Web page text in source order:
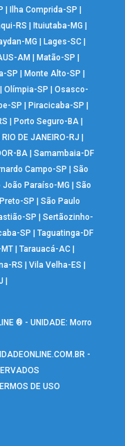
Ilha Comprida-SP
RS Ituiutaba-MG
MG Lages-SC|
AM Matão-SP
SP Monte Alto-SP
|Olímpia-SP |Osasco-
SP Piracicaba-SP
Porto Seguro-BA
RIO DE JANEIRO-RJ
BA| Samambaia-DF
Campo-SP |São
João Paraíso-MG |São
SP |São Paulo
SP |Sertãozinho-
SP |Taguatinga-DF
| Tarauacá-AC|
RS |Vila Velha-ES
® - UNIDADE: Morro
-
DE USO